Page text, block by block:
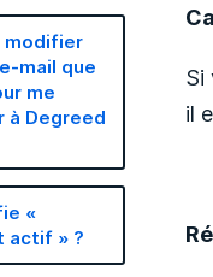
modifier
mail que
me
à Degreed
«
actif » ?
Si
il